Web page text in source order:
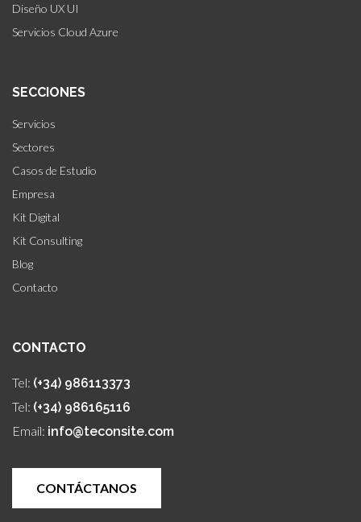
Diseño UX UI
Servicios Cloud Azure
SECCIONES
Servicios
Sectores
Casos de Estudio
Empresa
Kit Digital
Kit Consulting
Blog
Contacto
CONTACTO
Tel: (+34) 986113373
Tel: (+34) 986165116
Email: info@teconsite.com
CONTÁCTANOS